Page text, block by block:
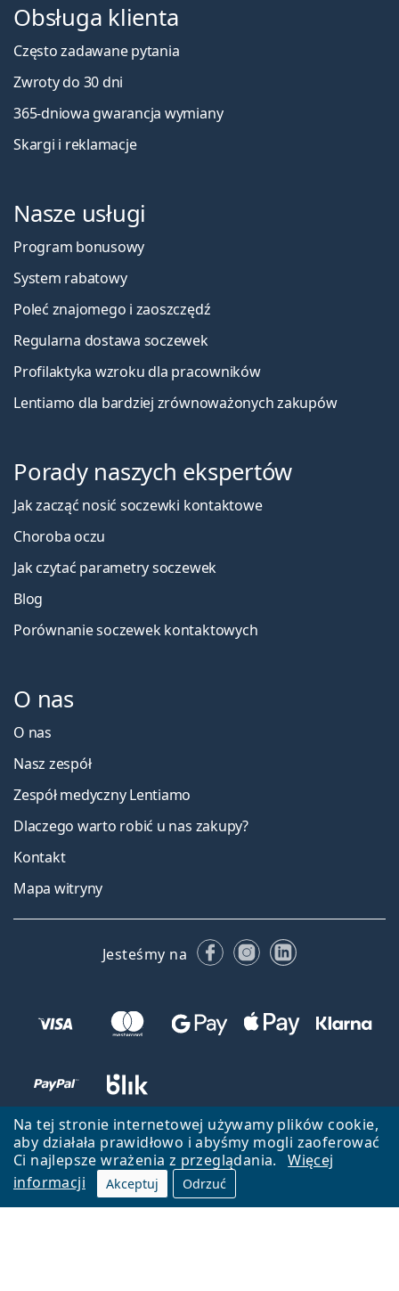
Na tej stronie internetowej używamy plików cookie,
aby działała prawidłowo i abyśmy mogli zaoferować
Ci najlepsze wrażenia z przeglądania.
Więcej
informacji
Akceptuj Odrzuć
Obsługa klienta
Często zadawane pytania
Zwroty do 30 dni
365-dniowa gwarancja wymiany
Skargi i reklamacje
Nasze usługi
Program bonusowy
System rabatowy
Poleć znajomego i zaoszczędź
Regularna dostawa soczewek
Profilaktyka wzroku dla pracowników
Lentiamo dla bardziej zrównoważonych zakupów
Porady naszych ekspertów
Jak zacząć nosić soczewki kontaktowe
Choroba oczu
Jak czytać parametry soczewek
Blog
Porównanie soczewek kontaktowych
O nas
O nas
Nasz zespół
Zespół medyczny Lentiamo
Dlaczego warto robić u nas zakupy?
Kontakt
Mapa witryny
Jesteśmy na FacebookuInstagramie
LinkedIn
Wróć do strony głównej